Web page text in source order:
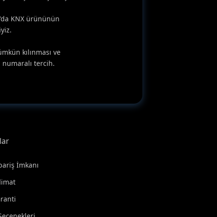
KNX ürününün
kılınması ve
tercih.
İmkanı